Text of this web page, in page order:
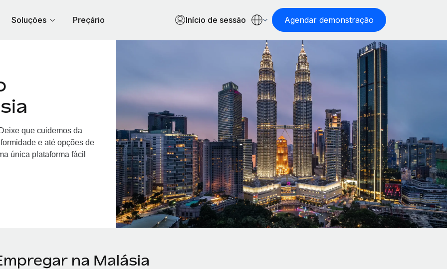
Soluções Preçário Início de sessão Agendar demonstração
que cuidemos da
e até opções de
única plataforma fácil
na Malásia